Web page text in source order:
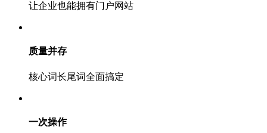
让企业也能拥有门户网站
质量并存
核心词长尾词全面搞定
一次操作